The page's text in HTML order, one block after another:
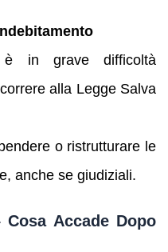
in grave difficoltà
alla Legge Salva
o ristrutturare le
anche se giudiziali.
Accade Dopo